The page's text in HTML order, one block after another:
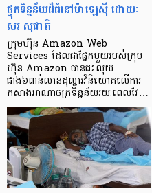
ផ្ទុកទិន្នន័យដ៏ធំនៅម៉ាឡេស៊ី ដោយៈ
សរ សុជាតិ
ក្រុមហ៊ុន Amazon Web
Services ដែលជាផ្នែកមួយរបស់ក្រុម
ហ៊ុន Amazon បានជះលុយ
ជាង៦ពាន់លានដុល្លារវិនិយោគលើការ
កសាងអាណាចក្រទិន្នន័យរយៈពេលវែ…